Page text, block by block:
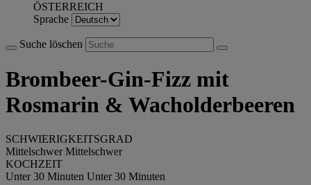
ÖSTERREICH
Sprache
Suche löschen
Brombeer-Gin-Fizz mit
Rosmarin & Wacholderbeeren
SCHWIERIGKEITSGRAD
Mittelschwer Mittelschwer
KOCHZEIT
Unter 30 Minuten Unter 30 Minuten